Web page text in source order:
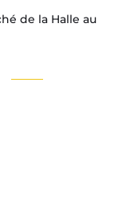
de la Halle au